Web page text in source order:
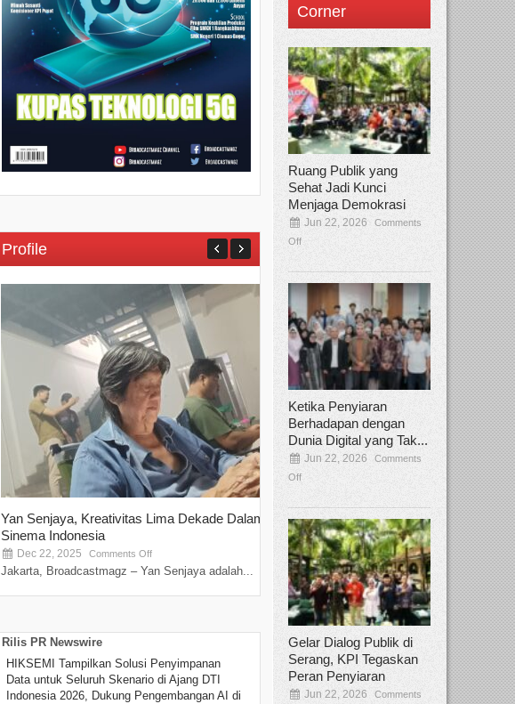
Profile
Yan Senjaya, Kreativitas Lima Dekade Dalam
Sinema Indonesia
Dec 22, 2025 Comments Off
Jakarta, Broadcastmagz – Yan Senjaya adalah...
Tamee Irelly Menjadi Juri Open
Film Terbaru...
Sep 08, 2025 Comments Off
Bekasi, Broadcastmagz – Dalam upaya
talenta...
Rilis PR Newswire
HIKSEMI Tampilkan Solusi Penyimpanan
Data untuk Seluruh Skenario di Ajang DTI
Indonesia 2026, Dukung Pengembangan AI di
Corner
Ruang Publik yang
Sehat Jadi Kunci
Menjaga Demokrasi
Jun 22, 2026
Comments
Off
Ketika Penyiaran
Berhadapan dengan
Dunia Digital yang Tak...
Jun 22, 2026
Comments
Off
Gelar Dialog Publik di
Serang, KPI Tegaskan
Peran Penyiaran
Jun 22, 2026
Comments